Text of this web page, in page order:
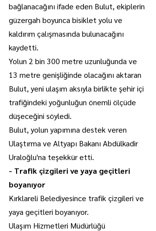
bağlanacağını ifade eden Bulut, ekiplerin
güzergah boyunca bisiklet yolu ve
kaldırım çalışmasında bulunacağını
kaydetti.
Yolun 2 bin 300 metre uzunluğunda ve
13 metre genişliğinde olacağını aktaran
Bulut, yeni ulaşım aksıyla birlikte şehir içi
trafiğindeki yoğunluğun önemli ölçüde
düşeceğini söyledi.
Bulut, yolun yapımına destek veren
Ulaştırma ve Altyapı Bakanı Abdülkadir
Uraloğlu'na teşekkür etti.
- Trafik çizgileri ve yaya geçitleri
boyanıyor
Kırklareli Belediyesince trafik çizgileri ve
yaya geçitleri boyanıyor.
Ulaşım Hizmetleri Müdürlüğü